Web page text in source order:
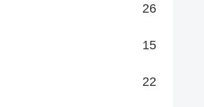
26
15
22